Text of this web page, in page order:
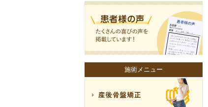
施術メニュー